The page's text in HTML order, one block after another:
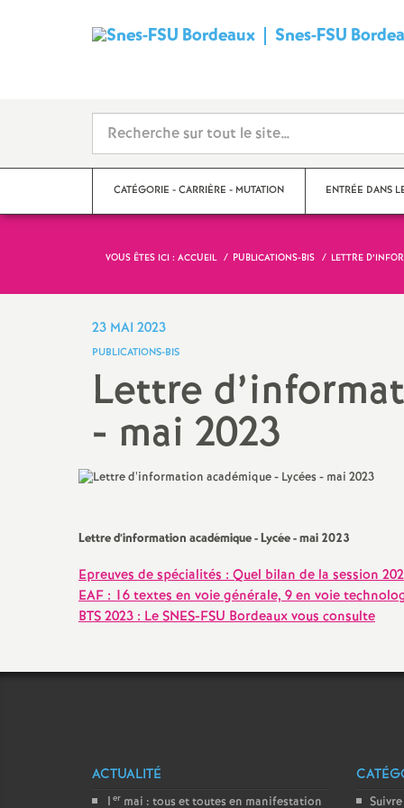
Snes-FSU
CATÉGORIE - CARRIÈRE - MUTATION
Mutations
Titulaire sur Zone de
Remplacement
ENTRÉE DANS
VOUS ÊTES ICI : ACCUEIL PUBLICATIONS-BIS LETTRE
23 MAI 2023
PUBLICATIONS-BIS
Lettre
- mai 2023
Lettre d’information académique - Lycée - mai 2023
Epreuves de spécialités : Quel bilan de la session
EAF : 16 textes en voie générale, 9 en voie
BTS 2023 : Le SNES-FSU Bordeaux vous consulte
ACTUALITÉ
1 er mai : tous et toutes en manifestation